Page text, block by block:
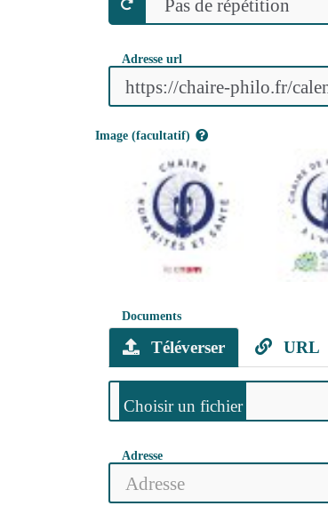
Adresse url
Image (facultatif)
Documents
Téléverser URL
Adresse